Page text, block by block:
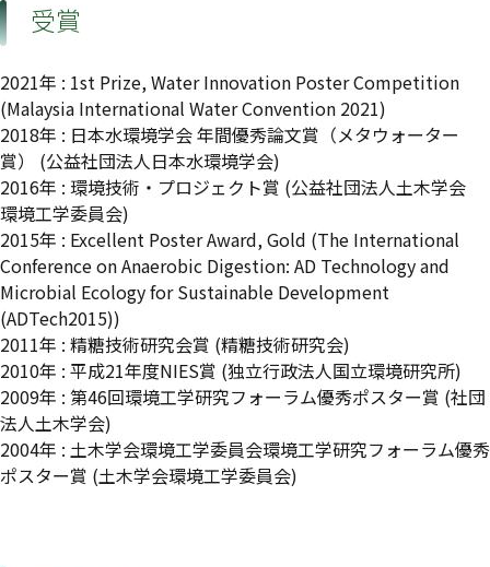
受賞
2021年 : 1st Prize, Water Innovation Poster Competition
(Malaysia International Water Convention 2021)
2018年 : 日本水環境学会 年間優秀論文賞（メタウォーター
賞） (公益社団法人日本水環境学会)
2016年 : 環境技術・プロジェクト賞 (公益社団法人土木学会
環境工学委員会)
2015年 : Excellent Poster Award, Gold (The International
Conference on Anaerobic Digestion: AD Technology and
Microbial Ecology for Sustainable Development
(ADTech2015))
2011年 : 精糖技術研究会賞 (精糖技術研究会)
2010年 : 平成21年度NIES賞 (独立行政法人国立環境研究所)
2009年 : 第46回環境工学研究フォーラム優秀ポスター賞 (社団
法人土木学会)
2004年 : 土木学会環境工学委員会環境工学研究フォーラム優秀
ポスター賞 (土木学会環境工学委員会)